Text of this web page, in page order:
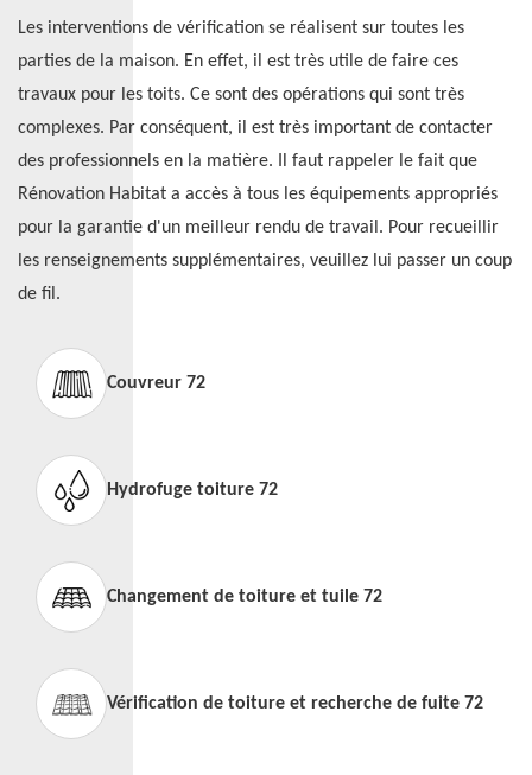
Les interventions de vérification se réalisent sur toutes les
parties de la maison. En effet, il est très utile de faire ces
travaux pour les toits. Ce sont des opérations qui sont très
complexes. Par conséquent, il est très important de contacter
des professionnels en la matière. Il faut rappeler le fait que
Rénovation Habitat a accès à tous les équipements appropriés
pour la garantie d'un meilleur rendu de travail. Pour recueillir
les renseignements supplémentaires, veuillez lui passer un coup
de fil.
Couvreur 72
Hydrofuge toiture 72
Changement de toiture et tuile 72
Vérification de toiture et recherche de fuite 72